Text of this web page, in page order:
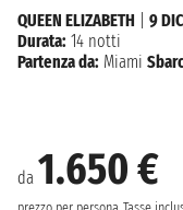
da 1.650 €
QUEEN ELIZABETH
9
Durata: 14 notti
Partenza da: Miami